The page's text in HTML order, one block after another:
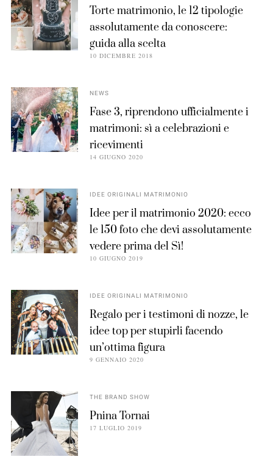
Torte matrimonio, le 12 tipologie
assolutamente da conoscere:
guida alla scelta
10 DICEMBRE 2018
NEWS
Fase 3, riprendono ufficialmente i
matrimoni: sì a celebrazioni e
ricevimenti
14 GIUGNO 2020
IDEE ORIGINALI MATRIMONIO
Idee per il matrimonio 2020: ecco
le 150 foto che devi assolutamente
vedere prima del Sì!
10 GIUGNO 2019
IDEE ORIGINALI MATRIMONIO
Regalo per i testimoni di nozze, le
idee top per stupirli facendo
un’ottima figura
9 GENNAIO 2020
THE BRAND SHOW
Pnina Tornai
17 LUGLIO 2019